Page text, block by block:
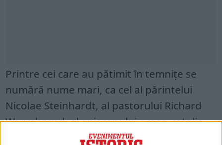
Printre cei care au pătimit în temniţe se
numără nume mari, ca cel al părintelui
Nicolae Steinhardt, al pastorului Richard
Wurmbrand, al episcopului greco-catolic
Iuliu Hosu, al părintelui greco-catolic